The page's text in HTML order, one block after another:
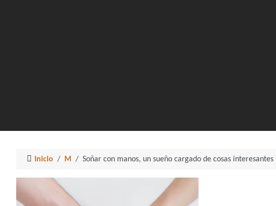
Inicio M Soñar con manos, un sueño cargado de cosas interesantes